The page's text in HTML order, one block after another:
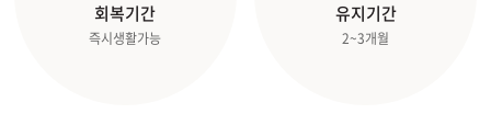
회복기간
즉시생활가능
유지기간
2~3개월